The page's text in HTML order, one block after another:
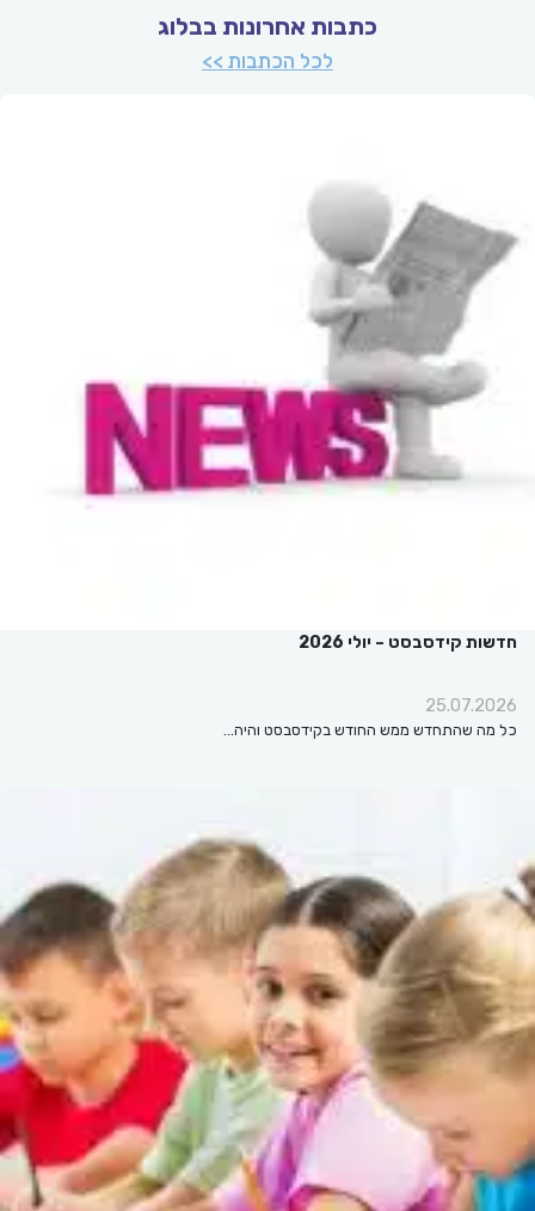
כתבות אחרונות בבלוג
לכל הכתבות >>
חדשות קידסבסט – יולי 2026
25.07.2026
כל מה שהתחדש ממש החודש בקידסבסט והיה…